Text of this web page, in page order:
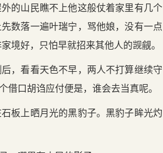
的山民瞧不上他这般仗着家里有几个
数落一遍叶瑞宁，骂他娘，没有一点
境好，只怕早就招来其他人的觊觎。
，看看天色不早，两人不打算继续守
口胡诌应付便是，谁会去当真呢。
板上晒月光的黑豹子。黑豹子眸光灼